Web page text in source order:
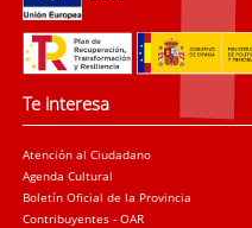
Te interesa
Atención al Ciudadano
Agenda Cultural
Boletín Oficial de la Provincia
Contribuyentes - OAR